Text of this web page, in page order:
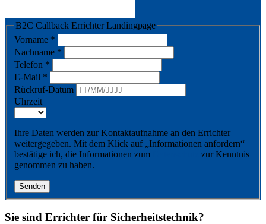
B2C Callback Errichter Landingpage
Vorname *
Nachname *
Telefon *
E-Mail *
Rückruf-Datum
Uhrzeit
Ihre Daten werden zur Kontaktaufnahme an den Errichter
weitergegeben. Mit dem Klick auf „Informationen anfordern“
bestätige ich, die Informationen zum
zur Kenntnis
genommen zu haben.
Senden
Sie sind Errichter für Sicherheitstechnik?